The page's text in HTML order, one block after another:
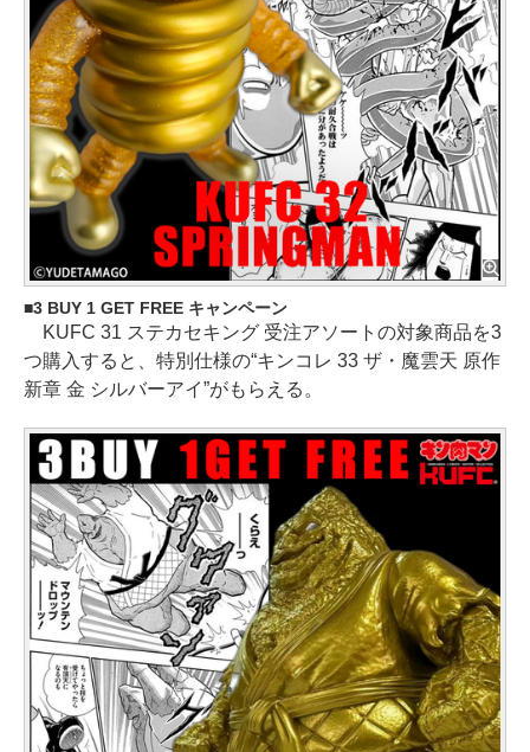
3 BUY 1 GET FREE キャンペーン
KUFC 31 ステカセキング 受注アソートの対象商品を3
つ購入すると、特別仕様の“キンコレ 33 ザ・魔雲天 原作
新章 金 シルバーアイ”がもらえる。